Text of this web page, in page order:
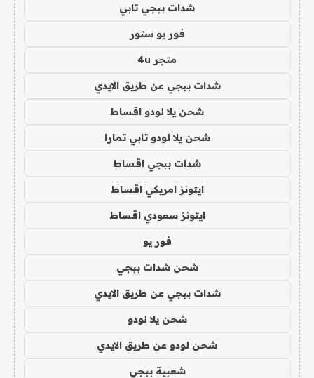
شدات ببجي تابي
فور يو ستور
متجر 4u
شدات ببجي عن طريق الايدي
شحن يلا لودو اقساط
شحن يلا لودو تابي تمارا
شدات ببجي اقساط
ايتونز امريكي اقساط
ايتونز سعودي اقساط
فور يو
شحن شدات ببجي
شدات ببجي عن طريق الايدي
شحن يلا لودو
شحن لودو عن طريق الايدي
شعبية ببجي